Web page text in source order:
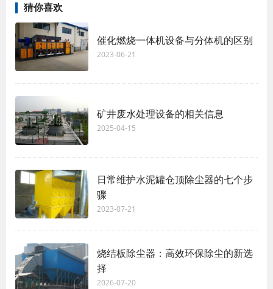
猜你喜欢
催化燃烧一体机设备与分体机的区别
2023-06-21
矿井废水处理设备的相关信息
2025-04-15
日常维护水泥罐仓顶除尘器的七个步
骤
2023-07-21
烧结板除尘器：高效环保除尘的新选
择
2026-07-20